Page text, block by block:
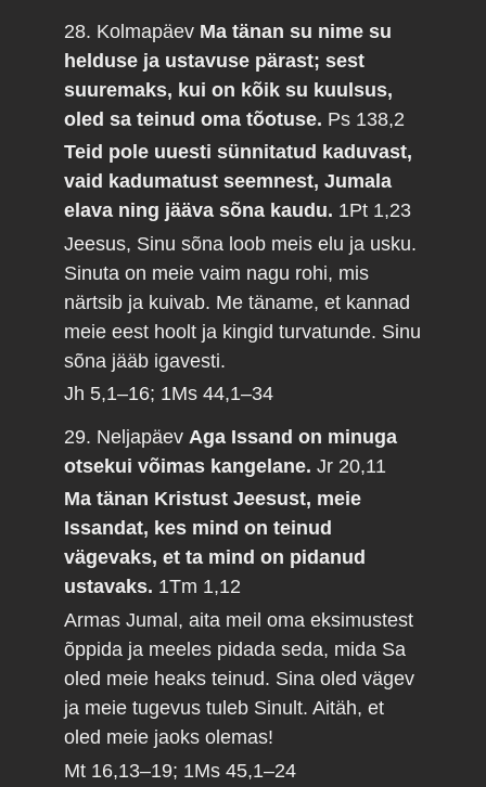
28. Kolmapäev Ma tänan su nime su
helduse ja ustavuse pärast; sest
suuremaks, kui on kõik su kuulsus,
oled sa teinud oma tõotuse. Ps 138,2
Teid pole uuesti sünnitatud kaduvast,
vaid kadumatust seemnest, Jumala
elava ning jääva sõna kaudu. 1Pt 1,23
Jeesus, Sinu sõna loob meis elu ja usku.
Sinuta on meie vaim nagu rohi, mis
närtsib ja kuivab. Me täname, et kannad
meie eest hoolt ja kingid turvatunde. Sinu
sõna jääb igavesti.
Jh 5,1–16; 1Ms 44,1–34
29. Neljapäev Aga Issand on minuga
otsekui võimas kangelane.Jr 20,11
Ma tänan Kristust Jeesust, meie
Issandat, kes mind on teinud
vägevaks, et ta mind on pidanud
ustavaks. 1Tm 1,12
Armas Jumal, aita meil oma eksimustest
õppida ja meeles pidada seda, mida Sa
oled meie heaks teinud. Sina oled vägev
ja meie tugevus tuleb Sinult. Aitäh, et
oled meie jaoks olemas!
Mt 16,13–19; 1Ms 45,1–24